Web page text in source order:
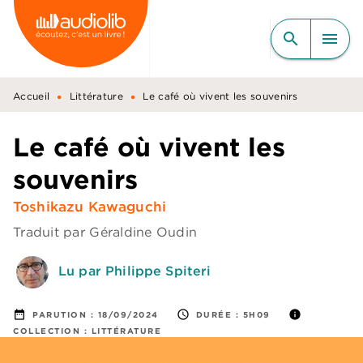
MENU RECHERCHE
CONTENU
PIED DE PAGE
search menu
Accueil • Littérature • Le café où vivent les souvenirs
Le café où vivent les
souvenirs
Toshikazu Kawaguchi
Traduit par Géraldine Oudin
Lu par Philippe Spiteri
date_range PARUTION : 18/09/2024 access_time DURÉE : 5H09 info
COLLECTION : LITTÉRATURE